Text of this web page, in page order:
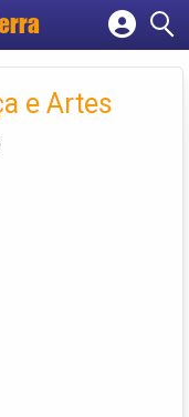
e Artes